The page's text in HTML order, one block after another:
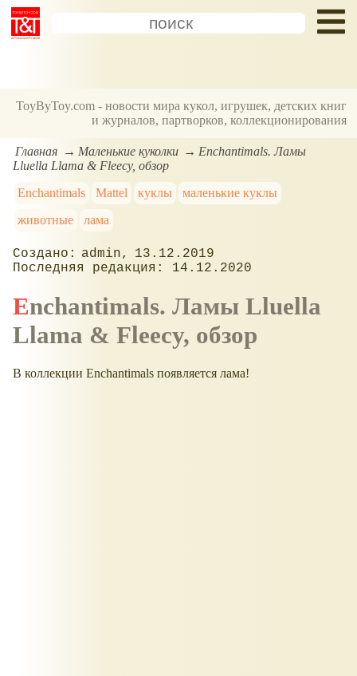
ToyByToy.com - новости мира кукол, игрушек, детских книг
и журналов, партворков, коллекционирования
Главная Маленькие куколки
Enchantimals. Ламы
Lluella Llama & Fleecy, обзор
Enchantimals
Mattel куклы
маленькие куклы
животные
лама
admin
13.12.2019
14.12.2020
Enchantimals. Ламы Lluella
Llama & Fleecy, обзор
В коллекции Enchantimals появляется лама!